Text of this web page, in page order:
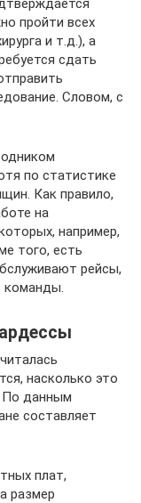
пройти всех
и т.д.), а
сдать
Словом, с
по статистике
Как правило,
на
например,
того, есть
рейсы,
команды.
насколько это
По данным
составляет
плат,
размер